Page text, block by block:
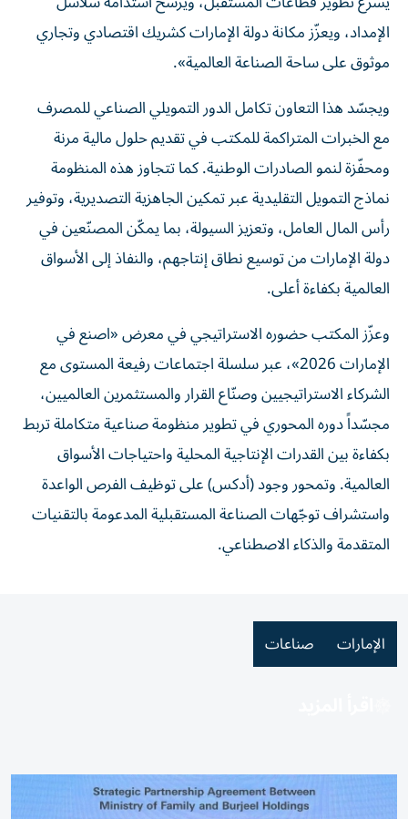
الإمداد، ويعزّز مكانة دولة الإمارات كشريك اقتصادي وتجاري
موثوق على ساحة الصناعة العالمية».
ويجسّد هذا التعاون تكامل الدور التمويلي الصناعي للمصرف
مع الخبرات المتراكمة للمكتب في تقديم حلول مالية مرنة
ومحفّزة لنمو الصادرات الوطنية. كما تتجاوز هذه المنظومة
نماذج التمويل التقليدية عبر تمكين الجاهزية التصديرية، وتوفير
رأس المال العامل، وتعزيز السيولة، بما يمكّن المصنّعين في
دولة الإمارات من توسيع نطاق إنتاجهم، والنفاذ إلى الأسواق
العالمية بكفاءة أعلى.
وعزّز المكتب حضوره الاستراتيجي في معرض «اصنع في
الإمارات 2026»، عبر سلسلة اجتماعات رفيعة المستوى مع
الشركاء الاستراتيجيين وصنّاع القرار والمستثمرين العالميين،
مجسّداً دوره المحوري في تطوير منظومة صناعية متكاملة تربط
بكفاءة بين القدرات الإنتاجية المحلية واحتياجات الأسواق
العالمية. وتمحور وجود (أدكس) على توظيف الفرص الواعدة
واستشراف توجّهات الصناعة المستقبلية المدعومة بالتقنيات
المتقدمة والذكاء الاصطناعي.
الإمارات صناعات